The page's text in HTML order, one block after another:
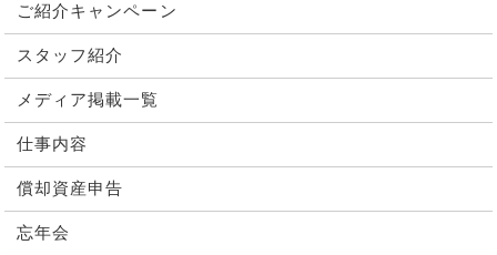
ご紹介キャンペーン
スタッフ紹介
メディア掲載一覧
仕事内容
償却資産申告
忘年会